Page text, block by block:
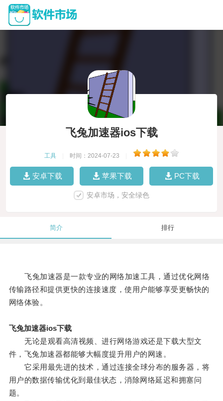
飞兔加速器ios下载
工具 时间：2024-07-23
安卓下载 苹果下载 PC下载
安卓市场，安全绿色
简介 排行
飞兔加速器是一款专业的网络加速工具，通过优化网络
传输路径和提供更快的连接速度，使用户能够享受更畅快的
网络体验。
飞兔加速器ios下载
无论是观看高清视频、进行网络游戏还是下载大型文
件，飞兔加速器都能够大幅度提升用户的网速。
它采用最先进的技术，通过连接全球分布的服务器，将
用户的数据传输优化到最佳状态，消除网络延迟和拥塞问
题。